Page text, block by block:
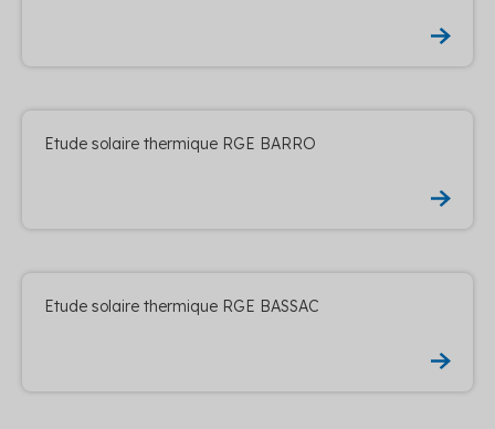
Etude solaire thermique RGE BARRO
Etude solaire thermique RGE BASSAC